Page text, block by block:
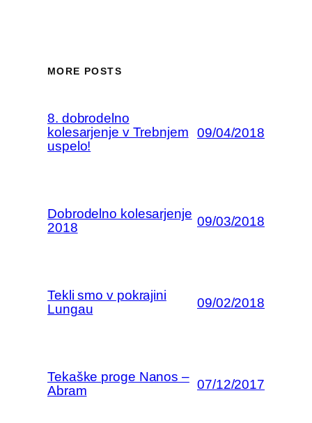
MORE POSTS
8. dobrodelno
kolesarjenje v Trebnjem
uspelo!
09/04/2018
Dobrodelno kolesarjenje
2018
09/03/2018
Tekli smo v pokrajini
Lungau
09/02/2018
Tekaške proge Nanos –
Abram
07/12/2017